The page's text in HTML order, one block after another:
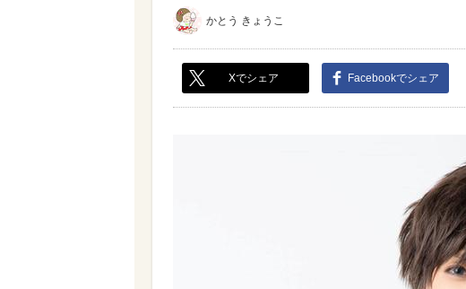
かとう きょうこ
Xでシェア Facebookでシェア